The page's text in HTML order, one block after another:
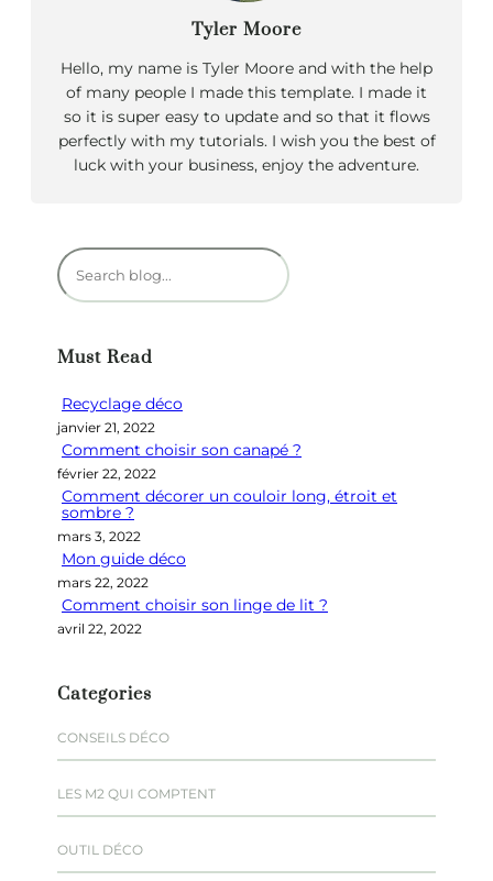
Tyler Moore
Hello, my name is Tyler Moore and with the help
of many people I made this template. I made it
so it is super easy to update and so that it flows
perfectly with my tutorials. I wish you the best of
luck with your business, enjoy the adventure.
R
e
e
c
h
e
Must Read
Recyclage déco
janvier 21, 2022
Comment choisir son canapé ?
février 22, 2022
Comment décorer un couloir long, étroit et
sombre ?
mars 3, 2022
Mon guide déco
mars 22, 2022
Comment choisir son linge de lit ?
avril 22, 2022
Categories
CONSEILS DÉCO
LES M2 QUI COMPTENT
OUTIL DÉCO